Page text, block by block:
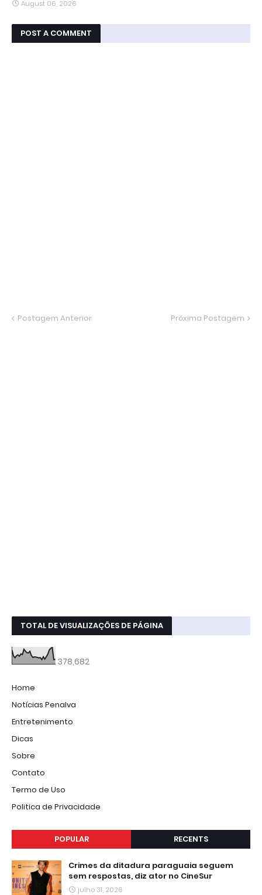
August 06, 2026
POST A COMMENT
Postagem Anterior Próxima Postagem
TOTAL DE VISUALIZAÇÕES DE PÁGINA
378,682
Home
Notícias Penalva
Entretenimento
Dicas
Sobre
Contato
Termo de Uso
Politica de Privacidade
POPULAR RECENTS
Crimes da ditadura paraguaia seguem
sem respostas, diz ator no CineSur
julho 31, 2026